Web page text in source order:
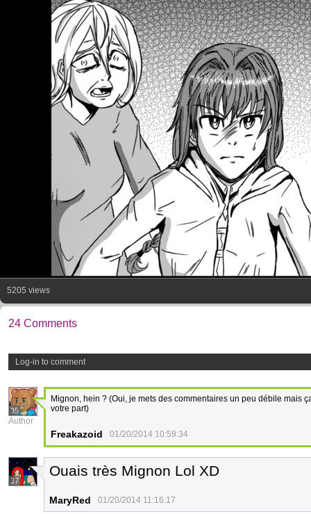
5205 views
24 Comments
Log-in to comment
35
Author
Mignon, hein ? (Oui, je mets des commentaires un peu débile mais
votre part)
Freakazoid 01/20/2014 10:59:34
37
Ouais très Mignon Lol XD
MaryRed 01/20/2014 11:16:17